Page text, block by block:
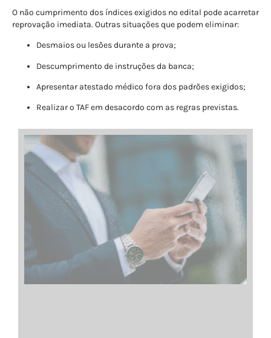
O não cumprimento dos índices exigidos no edital pode acarretar
reprovação imediata. Outras situações que podem eliminar:
Desmaios ou lesões durante a prova;
Descumprimento de instruções da banca;
Apresentar atestado médico fora dos padrões exigidos;
Realizar o TAF em desacordo com as regras previstas.